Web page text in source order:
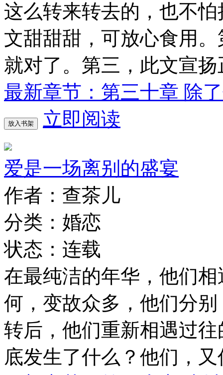
这么转来转去的，也不
文甜甜甜，可放心食用
就对了。第三，此文宣
最新章节：第三十章 除
放入书架 立即阅读
爱是一场离别的盛宴
作者：查茶儿
分类：婚恋
状态：连载
在最纯洁的年华，他们
何，变故众多，他们分
转后，他们重新相遇过
底发生了什么？他们，